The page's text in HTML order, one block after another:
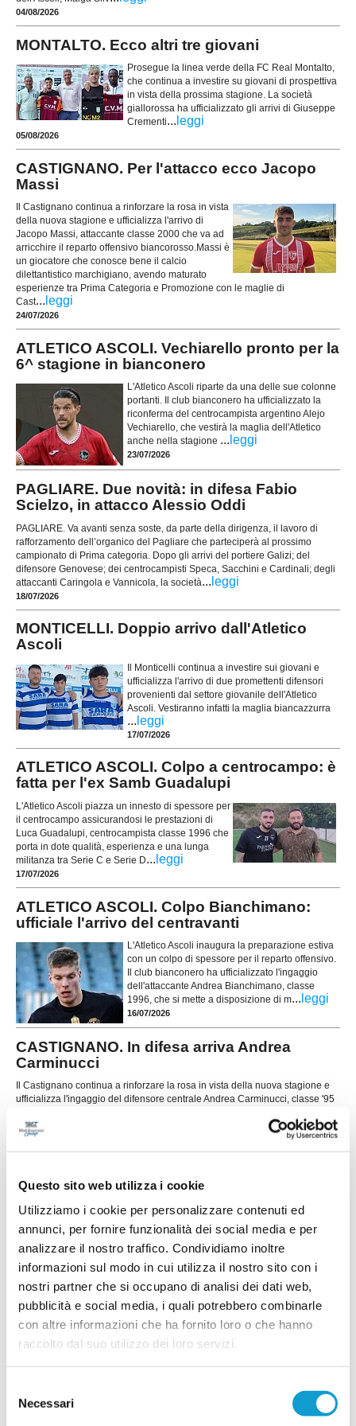
Questo sito web utilizza i cookie
Utilizziamo i cookie per personalizzare contenuti ed
annunci, per fornire funzionalità dei social media e per
analizzare il nostro traffico. Condividiamo inoltre
informazioni sul modo in cui utilizza il nostro sito con i
nostri partner che si occupano di analisi dei dati web,
pubblicità e social media, i quali potrebbero combinarle
con altre informazioni che ha fornito loro o che hanno
raccolto dal suo utilizzo dei loro servizi.
delNecessari
04/08/2026
MONTALTO. Ecco altri tre giovani
Prosegue la linea verde della FC Real Montalto,
che continua a investire su giovani di prospettiva
in vista della prossima stagione. La società
giallorossa ha ufficializzato gli arrivi di Giuseppe
Crementi... leggi
05/08/2026
CASTIGNANO. Per l'attacco ecco Jacopo
Massi
Il Castignano continua a rinforzare la rosa in vista
della nuova stagione e ufficializza l'arrivo di
Jacopo Massi, attaccante classe 2000 che va ad
arricchire il reparto offensivo biancorosso.Massi è
un giocatore che conosce bene il calcio
dilettantistico marchigiano, avendo maturato
esperienze tra Prima Categoria e Promozione con le maglie di
Cast... leggi
24/07/2026
ATLETICO ASCOLI. Vechiarello pronto per la
6^ stagione in bianconero
L'Atletico Ascoli riparte da una delle sue colonne
portanti. Il club bianconero ha ufficializzato la
riconferma del centrocampista argentino Alejo
Vechiarello, che vestirà la maglia dell'Atletico
anche nella stagione ... leggi
23/07/2026
PAGLIARE. Due novità: in difesa Fabio
Scielzo, in attacco Alessio Oddi
PAGLIARE. Va avanti senza soste, da parte della dirigenza, il lavoro di
rafforzamento dell’organico del Pagliare che parteciperà al prossimo
campionato di Prima categoria. Dopo gli arrivi del portiere Galizi; del
difensore Genovese; dei centrocampisti Speca, Sacchini e Cardinali; degli
attaccanti Caringola e Vannicola, la società... leggi
18/07/2026
MONTICELLI. Doppio arrivo dall'Atletico
Ascoli
Il Monticelli continua a investire sui giovani e
ufficializza l'arrivo di due promettenti difensori
provenienti dal settore giovanile dell'Atletico
Ascoli. Vestiranno infatti la maglia biancazzurra
... leggi
17/07/2026
ATLETICO ASCOLI. Colpo a centrocampo: è
fatta per l'ex Samb Guadalupi
L'Atletico Ascoli piazza un innesto di spessore per
il centrocampo assicurandosi le prestazioni di
Luca Guadalupi, centrocampista classe 1996 che
porta in dote qualità, esperienza e una lunga
militanza tra Serie C e Serie D... leggi
17/07/2026
ATLETICO ASCOLI. Colpo Bianchimano:
ufficiale l'arrivo del centravanti
L'Atletico Ascoli inaugura la preparazione estiva
con un colpo di spessore per il reparto offensivo.
Il club bianconero ha ufficializzato l'ingaggio
dell'attaccante Andrea Bianchimano, classe
1996, che si mette a disposizione di m... leggi
16/07/2026
CASTIGNANO. In difesa arriva Andrea
Carminucci
Il Castignano continua a rinforzare la rosa in vista della nuova stagione e
ufficializza l'ingaggio del difensore centrale Andrea Carminucci, classe '95
Carminucci arriva dopo le ultime esperienze con Vis Stella e Azzurra SBT,
ma può vantare un curriculum importante maturato
16/07/2026
CASTIGNANO. A difendere i pali arriva Luca
Perozzi
Il Castignano rinforza il reparto portieri in vista
della prossima stagione con l'arrivo di Luca
Perozzi, nuovo estremo difensore biancorosso.
Reduce dalle esperienze con Azzurra Mariner e
Perozzi porta in dote esperienza, affidabilità e
una buona conoscenza dei campionati
regionali.
leggi
PICENO UNITED. Difesa blindata con
Nelle foto - A sinistra: il preparatore dei portieri